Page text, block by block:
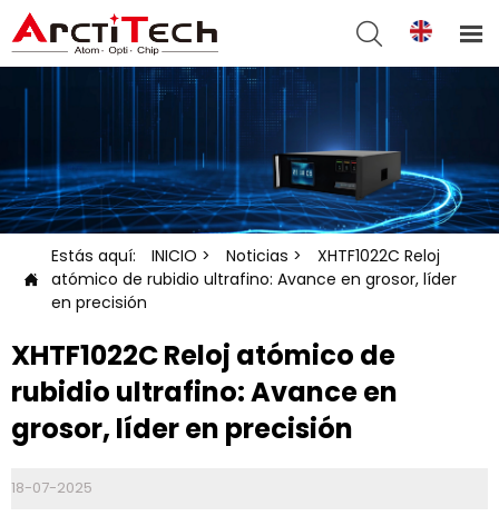
 

Estás aquí: INICIO > Noticias >
XHTF1022C Reloj
atómico de rubidio ultrafino: Avance en grosor, líder
en precisión
XHTF1022C Reloj atómico de
rubidio ultrafino: Avance en
grosor, líder en precisión
18-07-2025